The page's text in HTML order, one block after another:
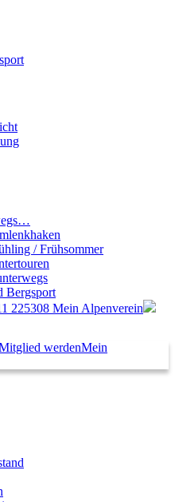
/ Frühsommer
Bergsport
225308 Mein Alpenverein
Mein